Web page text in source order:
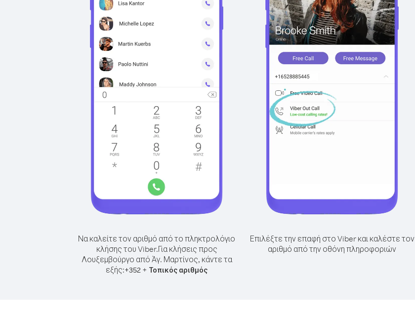
Να καλείτε τον αριθμό από το πληκτρολόγιο
κλήσης του Viber.Για κλήσεις προς
Λουξεμβούργο από Άγ. Μαρτίνος, κάντε τα
εξής:+352 + Τοπικός αριθμός
Επιλέξτε την επαφή στο Viber και καλέστε τον
αριθμό από την οθόνη πληροφοριών